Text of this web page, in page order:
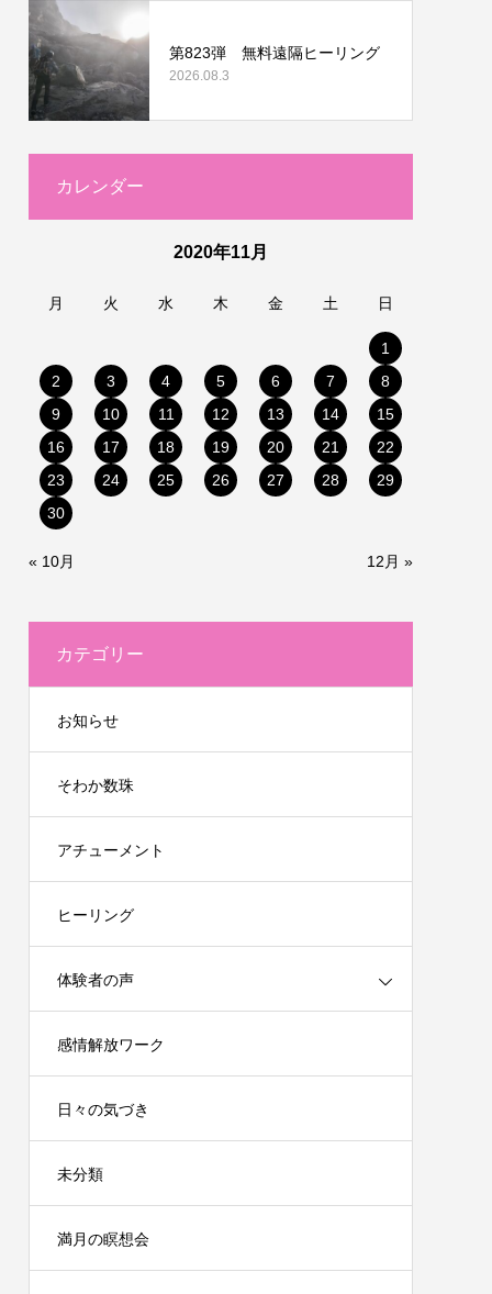
第823弾 無料遠隔ヒーリング
2026.08.3
カレンダー
2020年11月
月 火 水 木 金 土 日
1
2
3 4 5 6 7
8
9
10 11 12 13 14
15
16
17 18 19 20 21
22
23
24 25 26 27 28
29
30
« 10月 12月 »
カテゴリー
お知らせ
そわか数珠
アチューメント
ヒーリング
体験者の声
感情解放ワーク
日々の気づき
未分類
満月の瞑想会